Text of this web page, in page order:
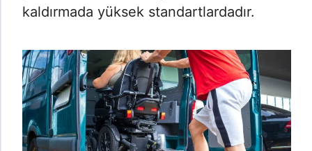
kaldırmada yüksek standartlardadır.